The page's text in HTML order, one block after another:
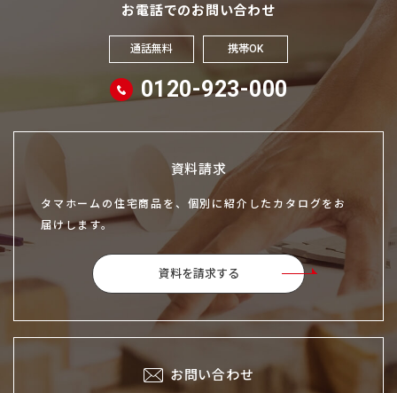
お電話でのお問い合わせ
通話無料 携帯OK
0120-923-000
資料請求
タマホームの住宅商品を、個別に紹介したカタログをお
届けします。
資料を請求する
お問い合わせ